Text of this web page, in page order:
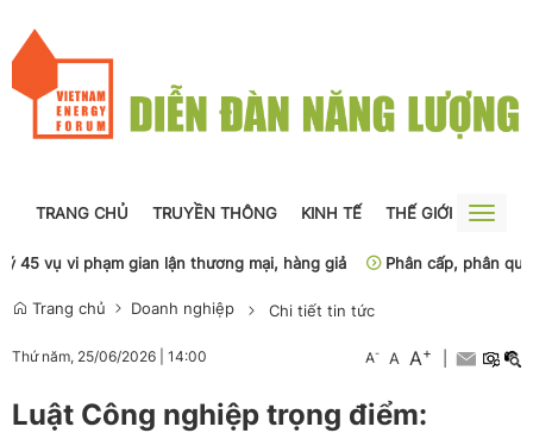
TRANG CHỦ TRUYỀN THÔNG KINH TẾ THẾ GIỚI
Toggle
vụ vi phạm gian lận thương mại, hàng giả
Phân cấp, phân
Trang chủ Doanh nghiệp Chi tiết tin tức
Thứ năm, 25/06/2026 14:00 A- A A+
Luật Công nghiệp trọng điểm: